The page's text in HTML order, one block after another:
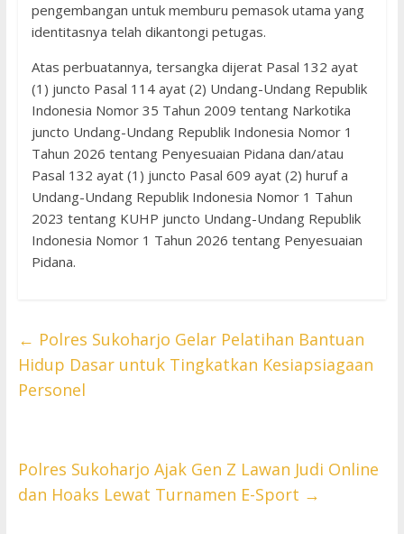
pengembangan untuk memburu pemasok utama yang
identitasnya telah dikantongi petugas.
Atas perbuatannya, tersangka dijerat Pasal 132 ayat
(1) juncto Pasal 114 ayat (2) Undang-Undang Republik
Indonesia Nomor 35 Tahun 2009 tentang Narkotika
juncto Undang-Undang Republik Indonesia Nomor 1
Tahun 2026 tentang Penyesuaian Pidana dan/atau
Pasal 132 ayat (1) juncto Pasal 609 ayat (2) huruf a
Undang-Undang Republik Indonesia Nomor 1 Tahun
2023 tentang KUHP juncto Undang-Undang Republik
Indonesia Nomor 1 Tahun 2026 tentang Penyesuaian
Pidana.
← Polres Sukoharjo Gelar Pelatihan Bantuan
Hidup Dasar untuk Tingkatkan Kesiapsiagaan
Personel
Polres Sukoharjo Ajak Gen Z Lawan Judi Online
dan Hoaks Lewat Turnamen E-Sport →